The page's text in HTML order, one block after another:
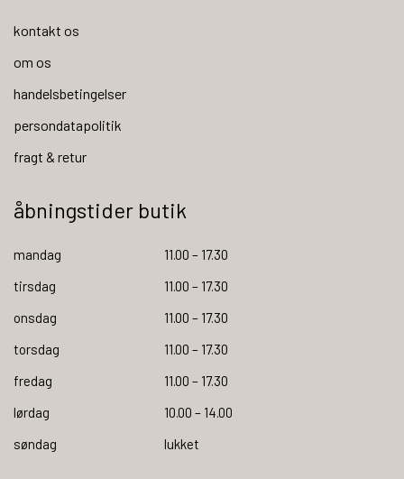
kontakt os
om os
handelsbetingelser
persondatapolitik
fragt & retur
åbningstider butik
mandag
11.00 – 17.30
tirsdag
11.00 – 17.30
onsdag
11.00 – 17.30
torsdag
11.00 – 17.30
fredag
11.00 – 17.30
lørdag
10.00 – 14.00
søndag
lukket